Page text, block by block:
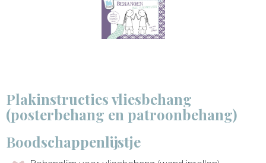
Plakinstructies vliesbehang
(posterbehang en patroonbehang)
Boodschappenlijstje